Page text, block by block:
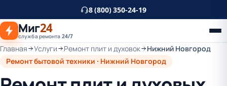
основному
контенту
8 (800) 350-24-19
Миг24
служба ремонта 24/7
Главная Услуги Ремонт плит и духовок
Нижний Новгород
Ремонт бытовой техники · Нижний Новгород